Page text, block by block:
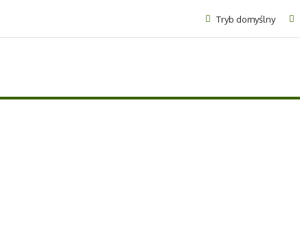
Tryb domyślny